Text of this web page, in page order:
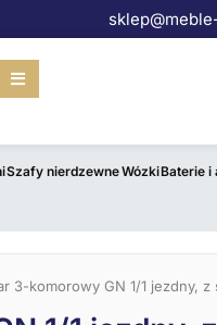
Szafy nierdzewneWózkiBaterie i
3-komorowy GN 1/1 jezdny, z